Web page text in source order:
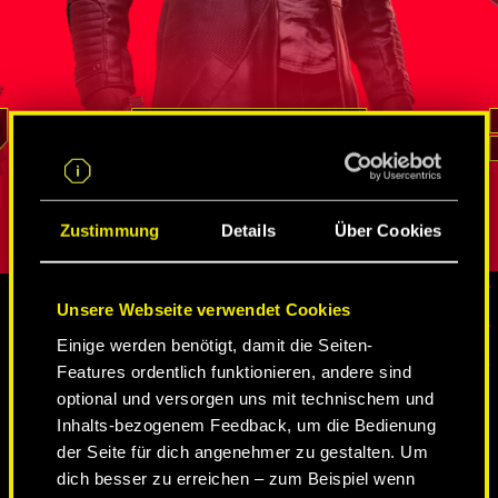
Zustimmung Details Über Cookies
Unsere Webseite verwendet Cookies
Einige werden benötigt, damit die Seiten-
Features ordentlich funktionieren, andere sind
optional und versorgen uns mit technischem und
Inhalts-bezogenem Feedback, um die Bedienung
der Seite für dich angenehmer zu gestalten. Um
dich besser zu erreichen – zum Beispiel wenn
– in
je
Geheimmissionen unter Beweis gestellt
hat. Niemand kann besser als er auf
zahlreiche Netze von Spionen
und Netrunnern
zugreifen, Informationen
Orte durchdringen. Seine Loyalität und
sein Pflichtbewusstsein bestimmen all
wurde
Federal
rekrutiert.
verbessert
Rolle
MEDIEN
CYBERPUNK 2077